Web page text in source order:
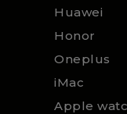
Huawei
Honor
Oneplus
iMac
Apple